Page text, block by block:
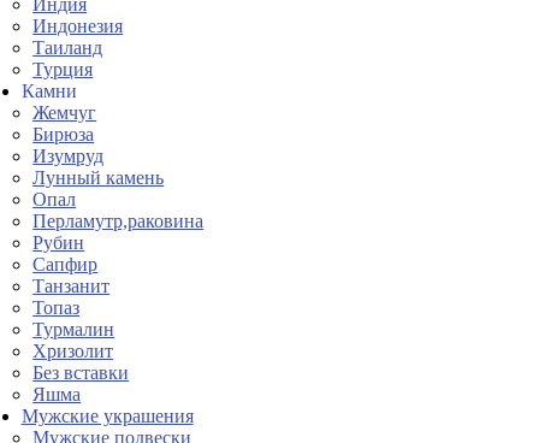
Индия
Индонезия
Таиланд
Турция
Камни
Жемчуг
Бирюза
Изумруд
Лунный камень
Опал
Перламутр,раковина
Рубин
Сапфир
Танзанит
Топаз
Турмалин
Хризолит
Без вставки
Яшма
Мужские украшения
Мужские подвески